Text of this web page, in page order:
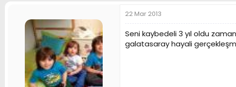
a
n
g
ı
ç
t
a
r
22 Mar 2013
Seni kaybedeli 3 yıl oldu
galatasaray hayali